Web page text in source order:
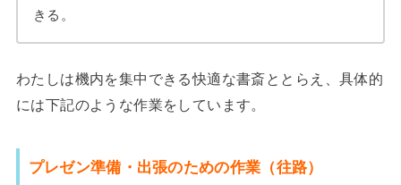
きる。
わたしは機内を集中できる快適な書斎ととらえ、具体的
には下記のような作業をしています。
プレゼン準備・出張のための作業（往路）